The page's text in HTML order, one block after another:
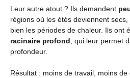
Leur autre atout ? Ils demandent
régions où les étés deviennent
bien les périodes de chaleur. Ils ont
racinaire profond, qui leur permet
profondeur.
Résultat : moins de travail, moins